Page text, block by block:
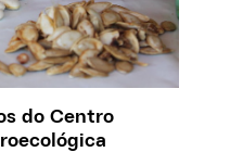
do Centro